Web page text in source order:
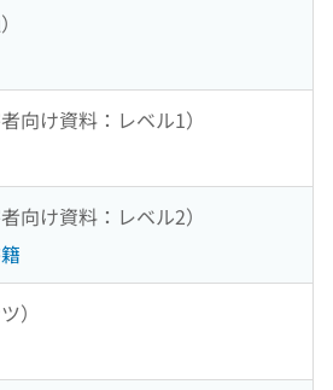
向け資料：レベル1）
向け資料：レベル2）
）